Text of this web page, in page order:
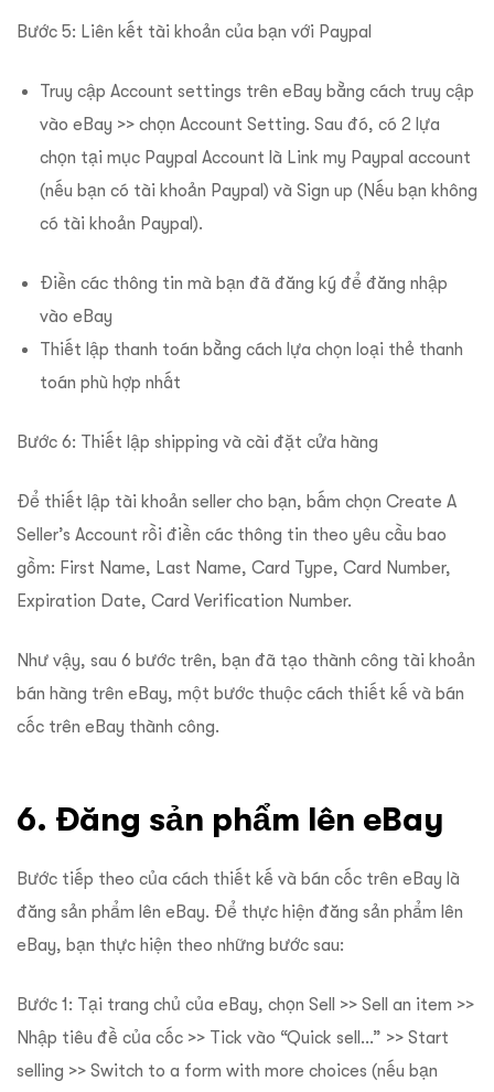
Bước 5: Liên kết tài khoản của bạn với Paypal
Truy cập Account settings trên eBay bằng cách truy cập
vào eBay >> chọn Account Setting. Sau đó, có 2 lựa
chọn tại mục Paypal Account là Link my Paypal account
(nếu bạn có tài khoản Paypal) và Sign up (Nếu bạn không
có tài khoản Paypal).
Điền các thông tin mà bạn đã đăng ký để đăng nhập
vào eBay
Thiết lập thanh toán bằng cách lựa chọn loại thẻ thanh
toán phù hợp nhất
Bước 6: Thiết lập shipping và cài đặt cửa hàng
Để thiết lập tài khoản seller cho bạn, bấm chọn Create A
Seller’s Account rồi điền các thông tin theo yêu cầu bao
gồm: First Name, Last Name, Card Type, Card Number,
Expiration Date, Card Verification Number.
Như vậy, sau 6 bước trên, bạn đã tạo thành công tài khoản
bán hàng trên eBay, một bước thuộc cách thiết kế và bán
cốc trên eBay thành công.
6. Đăng sản phẩm lên eBay
Bước tiếp theo của cách thiết kế và bán cốc trên eBay là
đăng sản phẩm lên eBay. Để thực hiện đăng sản phẩm lên
eBay, bạn thực hiện theo những bước sau:
Bước 1: Tại trang chủ của eBay, chọn Sell >> Sell an item >>
Nhập tiêu đề của cốc >> Tick vào “Quick sell…” >> Start
selling >> Switch to a form with more choices (nếu bạn